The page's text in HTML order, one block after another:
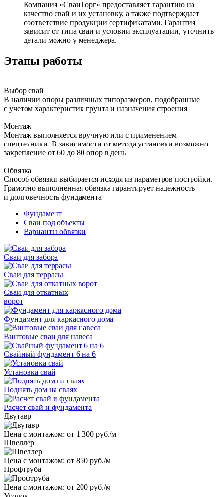
Компания «СваиТорг» предоставляет гарантию на
качество свай и их установку, а также подтверждает
соответствие продукции сертификатами. Гарантия
зависит от типа свай и условий эксплуатации, уточнить
детали можно у менеджера.
Этапы работы
Выбор свай
В наличии опоры различных типоразмеров, подобранные
с учетом характеристик грунта и назначения строения
Монтаж
Монтаж выполняется вручную или с применением
спецтехники. В зависимости от метода установки возможно
закрепление от 60 до 80 опор в день
Обвязка
Способ обвязки выбирается исходя из параметров постройки.
Грамотно выполненная обвязка гарантирует надежность
и долговечность фундамента
Фундамент
Сваи под объекты
Варианты обвязки
Сваи для забора
Сваи для террасы
Сваи для откатных
ворот
Фундамент для каркасного дома
Винтовые сваи для навеса
Свайный фундамент 6 на 6
Установка свай
Поднять дом на сваях
Расчет свай и фундамента
Двутавр
Цена с монтажом: от 1 300 руб./м
Швеллер
Цена с монтажом: от 850 руб./м
Профтруба
Цена с монтажом: от 200 руб./м